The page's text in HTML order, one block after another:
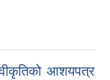
आशयपत्र